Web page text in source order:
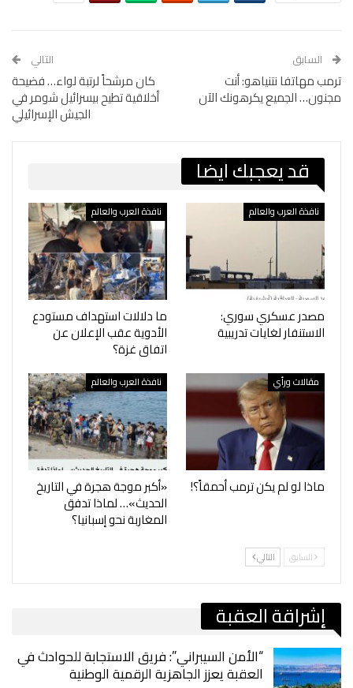
السابق
ترمب مهاتفا نتنياهو: أنت
مجنون… الجميع يكرهونك الآن
التالي
كان مرشحاً لرتبة لواء… فضيحة
أخلاقية تطيح بيسرائيل شومر في
الجيش الإسرائيلي
قد يعجبك ايضا
نافذة العرب والعالم
مصدر عسكري سوري:
الاستنفار لغايات تدريبية
نافذة العرب والعالم
ما دلالات استهداف مستودع
الأدوية عقب الإعلان عن
اتفاق غزة؟
مقالات ورأي
ماذا لو لم يكن ترمب أحمقاً؟!
نافذة العرب والعالم
«أكبر موجة هجرة في التاريخ
الحديث»… لماذا تدفق
المغاربة نحو إسبانيا؟
السابق التالي
إشراقة العقبة
“الأمن السيبراني”: فريق الاستجابة للحوادث في
العقبة يعزز الجاهزية الرقمية الوطنية